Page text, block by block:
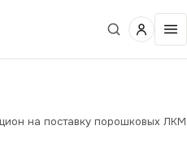
на поставку порошковых ЛКМ